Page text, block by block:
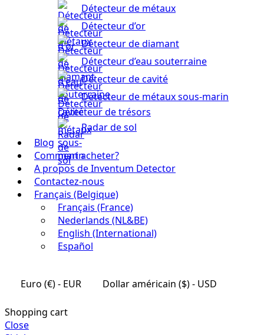
Détecteur de métaux
Détecteur d’or
Détecteur de diamant
Détecteur d’eau souterraine
Détecteur de cavité
Détecteur de métaux sous-marin
Détecteur de trésors
Radar de sol
Blog
Comment acheter?
A propos de Inventum Detector
Contactez-nous
Français (Belgique)
Français (France)
Nederlands (NL&BE)
English (International)
Español
Euro (€) - EUR Dollar américain ($) - USD
Shopping cart
Close